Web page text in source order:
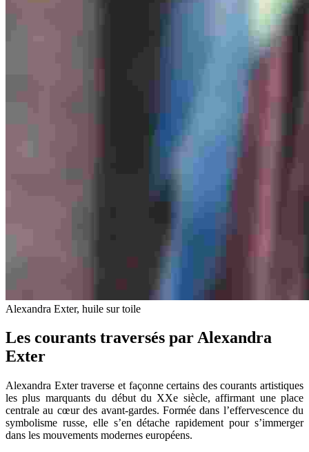
Alexandra Exter, huile sur toile
Les courants traversés par Alexandra
Exter
Alexandra Exter traverse et façonne certains des courants artistiques
les plus marquants du début du XXe siècle, affirmant une place
centrale au cœur des avant-gardes. Formée dans l’effervescence du
symbolisme russe, elle s’en détache rapidement pour s’immerger
dans les mouvements modernes européens.